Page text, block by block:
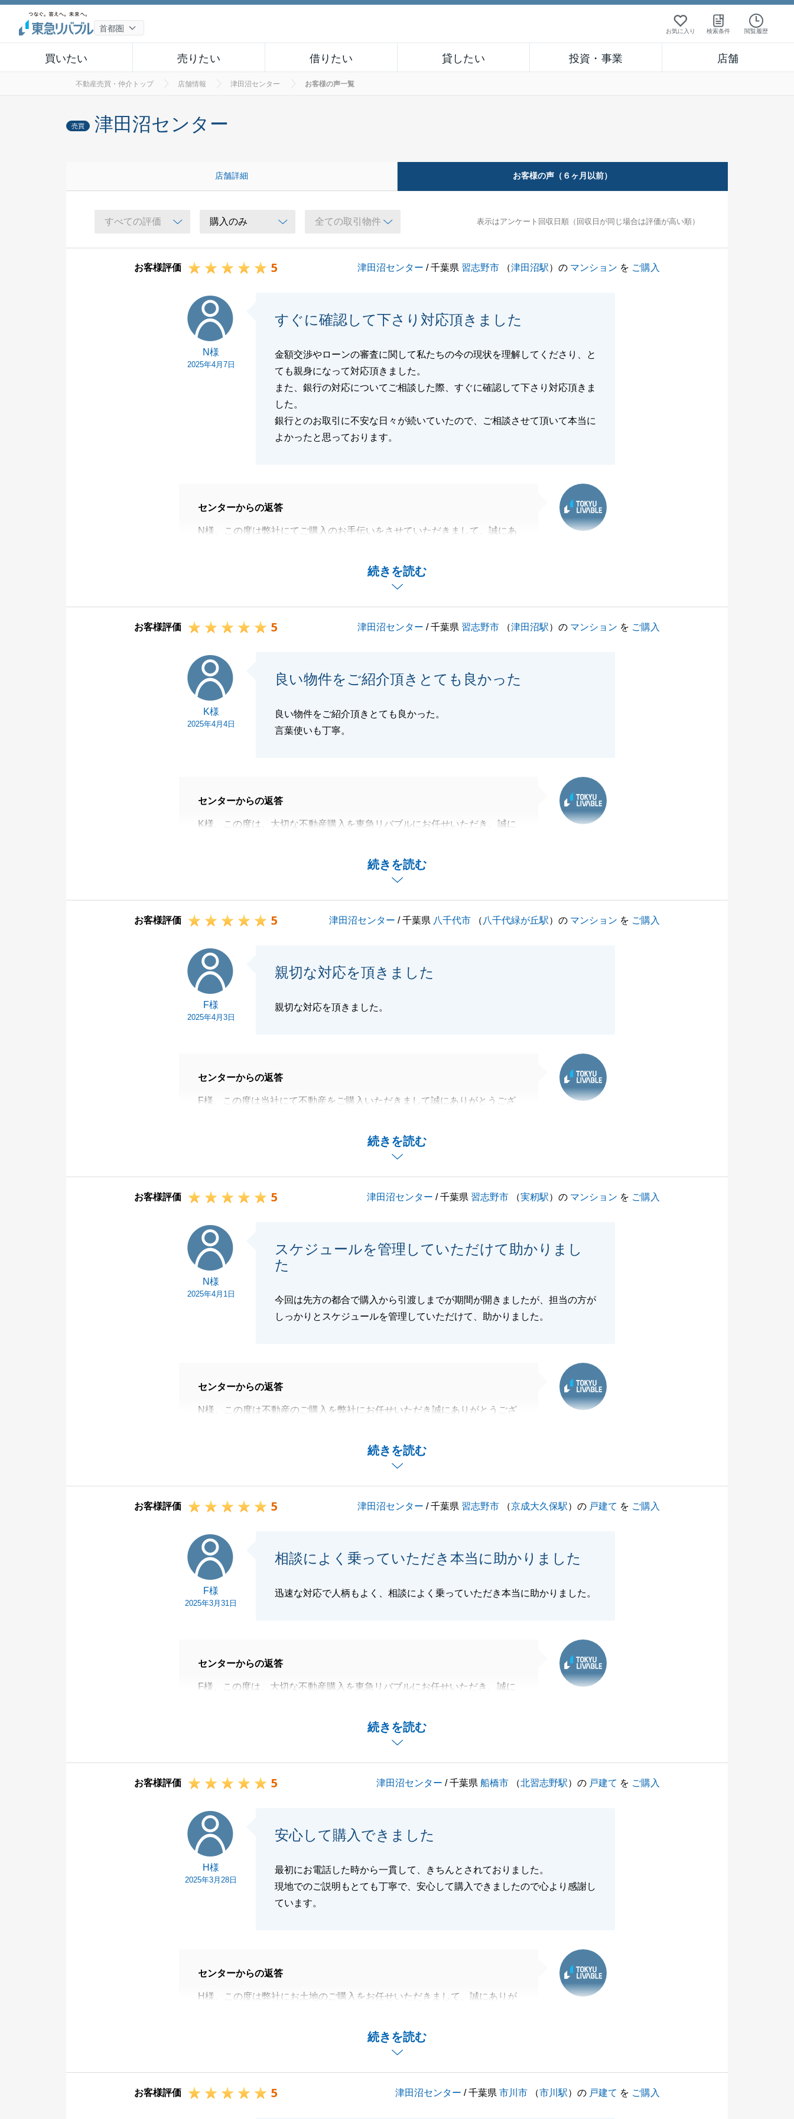
お気に入り 検索条件 閲覧履歴
買いたい 売りたい 借りたい 貸したい 投資・事業 店舗
不動産売買・仲介トップ 店舗情報 津田沼センター お客様の声一覧
売買 津田沼センター
店舗詳細 お客様の声（６ヶ月以前）
表示はアンケート回収日順（回収日が同じ場合は評価が高い順）
お客様評価 5 津田沼センター / 千葉県 習志野市 （津田沼駅）の マンション を ご購入
N様
2025年4月7日
すぐに確認して下さり対応頂きました
金額交渉やローンの審査に関して私たちの今の現状を理解してくださり、と
ても親身になって対応頂きました。
また、銀行の対応についてご相談した際、すぐに確認して下さり対応頂きま
した。
銀行とのお取引に不安な日々が続いていたので、ご相談させて頂いて本当に
よかったと思っております。
続きを読む
センターからの返答
N様、この度は弊社にてご購入のお手伝いをさせていただきまして、誠にあ
今回、引渡しまであまりお時間がなかったため、銀行手続き等、色々と大変
だったことと存じますが、N様がいつも迅速にご対応くださりましたおかげ
お取引は終了いたしましたが、今後も何かあればお力になりたいと思ってお
今後ともよろしくお願いいたします。
お客様評価 5 津田沼センター / 千葉県 習志野市 （津田沼駅）の マンション を ご購入
K様
2025年4月4日
良い物件をご紹介頂きとても良かった
良い物件をご紹介頂きとても良かった。
言葉使いも丁寧。
続きを読む
センターからの返答
K様、この度は、大切な不動産購入を東急リバブルにお任せいただき、誠に
K様とは２度目のお取引となり、再度、お声掛けいただけた事、大変うれし
お願いいたします。
ご連絡下さい。
お客様評価 5 津田沼センター / 千葉県 八千代市 （ 八千代緑が丘駅）の マンション を ご購入
F様
2025年4月3日
親切な対応を頂きました
親切な対応を頂きました。
続きを読む
センターからの返答
F様、この度は当社にて不動産をご購入いただきまして誠にありがとうござ
F様のご協力のおかげで円滑にお取引を進めることが出来ました。誠にあり
改めましてこの度は誠にありがとうございました。
お客様評価 5 津田沼センター / 千葉県 習志野市 （実籾駅）の マンション を ご購入
N様
2025年4月1日
スケジュールを管理していただけて助かりまし
た
今回は先方の都合で購入から引渡しまでが期間が開きましたが、担当の方が
しっかりとスケジュールを管理していただけて、助かりました。
続きを読む
センターからの返答
N様、この度は不動産のご購入を弊社にお任せいただき誠にありがとうござ
お引渡しまで約1年と長期に渡るお取引でしたが、N様のご協力があったか
今後ともよろしくお願いいたします。
お客様評価 5 津田沼センター / 千葉県 習志野市 （京成大久保駅）の 戸建て を ご購入
F様
2025年3月31日
相談によく乗っていただき本当に助かりました
迅速な対応で人柄もよく、相談によく乗っていただき本当に助かりました。
続きを読む
センターからの返答
F様、この度は、大切な不動産購入を東急リバブルにお任せいただき、誠に
ご購入までに住宅ローンの事など、ご協力をいただく機会が多く、都度、迅
速に対応いただき、本当にありがとう御座いました。
これからも東急リバブルをご贔屓に宜しくお願いいたします。
お客様評価 5 津田沼センター / 千葉県船橋市 （北習志野駅）の 戸建て を ご購入
H様
2025年3月28日
安心して購入できました
最初にお電話した時から一貫して、きちんとされておりました。
現地でのご説明もとても丁寧で、安心して購入できましたので心より感謝し
ています。
続きを読む
センターからの返答
H様、この度は弊社にお土地のご購入をお任せいただきまして、誠にありが
また、大変うれしいお言葉を頂戴いたしまして、誠にありがとうございま
が、ハウスメーカーさんもご紹介させていただき、建築計画が無事スタート
お客様評価 5 津田沼センター / 千葉県市川市 （市川駅）の 戸建て を ご購入